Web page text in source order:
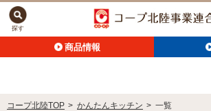
商品情報
探す
コープ北陸TOP > かんたんキッチン > 一覧